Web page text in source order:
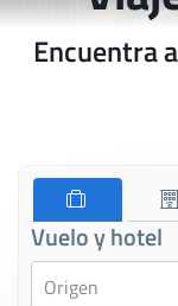
Encuentra
Vuelo y hotel